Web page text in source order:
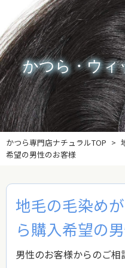
かつら・ウィ
かつら専門店ナチュラルTOP
希望の男性のお客様
地毛の毛染め
ら購入希望の
男性のお客様からのご相